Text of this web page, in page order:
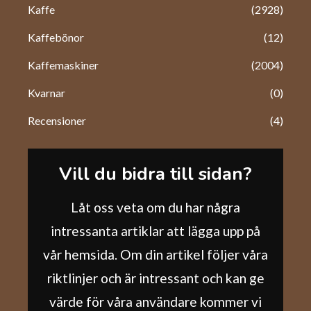
Kaffe (2928)
Kaffebönor (12)
Kaffemaskiner (2004)
Kvarnar (0)
Recensioner (4)
Vill du bidra till sidan?
Låt oss veta om du har några
intressanta artiklar att lägga upp på
vår hemsida. Om din artikel följer våra
riktlinjer och är intressant och kan ge
värde för våra användare kommer vi